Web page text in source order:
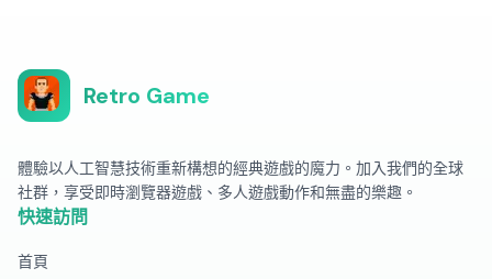
Retro Game
體驗以人工智慧技術重新構想的經典遊戲的魔力。加入我們的全球
社群，享受即時瀏覽器遊戲、多人遊戲動作和無盡的樂趣。
快速訪問
首頁